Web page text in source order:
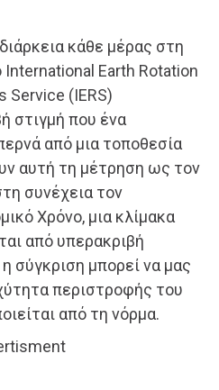
κάθε μέρας στη
International Earth Rotation
Service (IERS)
στιγμή που ένα
από μια τοποθεσία
αυτή τη μέτρηση ως τον
συνέχεια τον
Χρόνο, μια κλίμακα
από υπερακριβή
σύγκριση μπορεί να μας
περιστροφής του
από τη νόρμα.